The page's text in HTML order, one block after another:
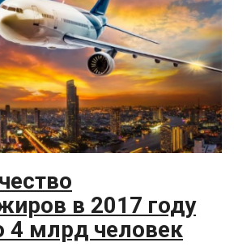
в 2017 году
4 млрд человек